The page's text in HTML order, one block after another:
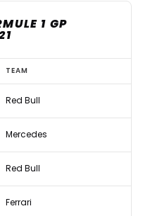
1 GP
TEAM
Red Bull
Mercedes
Red Bull
Ferrari